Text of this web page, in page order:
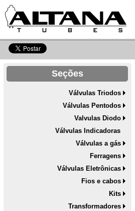
Seções
Válvulas Triodos
Válvulas Pentodos
Valvulas Diodo
Válvulas Indicadoras
Válvulas a gás
Ferragens
Válvulas Eletrônicas
Fios e cabos
Kits
Transformadores